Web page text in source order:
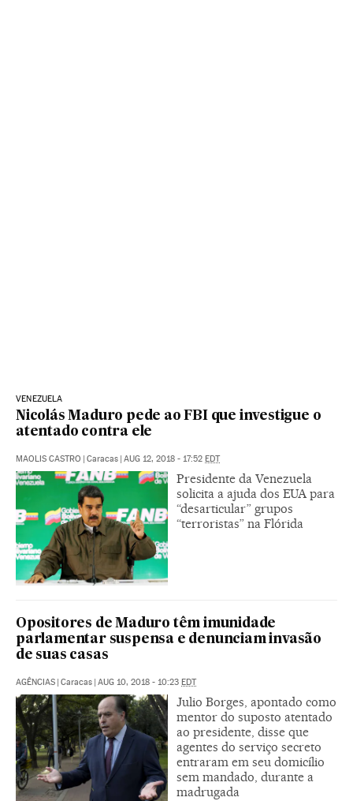
VENEZUELA
Nicolás Maduro pede ao FBI que investigue o
atentado contra ele
MAOLIS CASTRO Caracas AUG 12, 2018 - 17:52 EDT
Presidente da Venezuela
solicita a ajuda dos EUA para
“desarticular” grupos
“terroristas” na Flórida
Opositores de Maduro têm imunidade
parlamentar suspensa e denunciam invasão
de suas casas
AGÊNCIAS Caracas AUG 10, 2018 - 10:23 EDT
Julio Borges, apontado como
mentor do suposto atentado
ao presidente, disse que
agentes do serviço secreto
entraram em seu domicílio
sem mandado, durante a
madrugada